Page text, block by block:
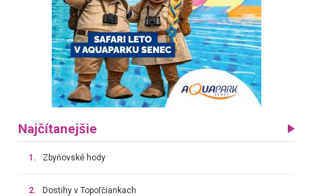
Najčítanejšie
1. Zbyňovské hody
2. Dostihy v Topoľčiankach